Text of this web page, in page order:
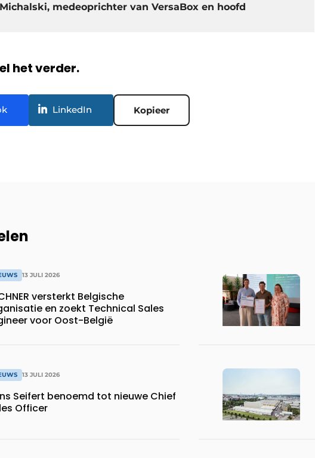
medeoprichter van VersaBox en hoofd
het verder.
LinkedIn Kopieer
13 JULI 2026
versterkt Belgische
en zoekt Technical Sales
voor Oost-België
13 JULI 2026
Seifert benoemd tot nieuwe Chief
Officer